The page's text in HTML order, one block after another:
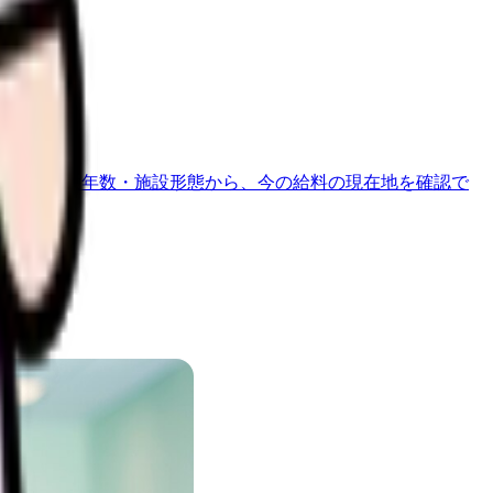
域・経験年数・施設形態から、今の給料の現在地を確認で